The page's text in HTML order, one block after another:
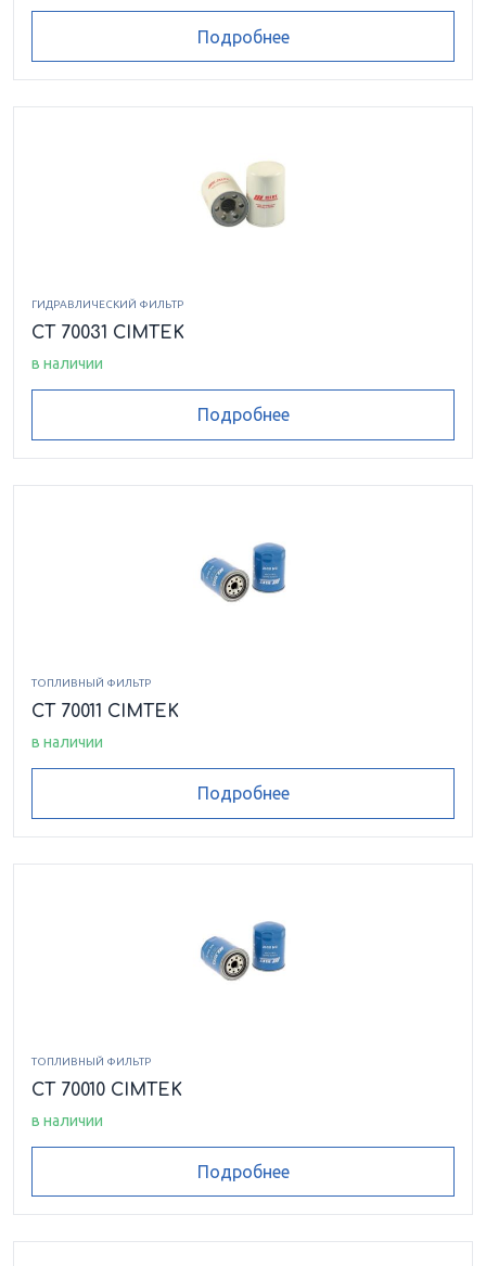
Подробнее
ГИДРАВЛИЧЕСКИЙ ФИЛЬТР
CT 70031 CIMTEK
в наличии
Подробнее
ТОПЛИВНЫЙ ФИЛЬТР
CT 70011 CIMTEK
в наличии
Подробнее
ТОПЛИВНЫЙ ФИЛЬТР
CT 70010 CIMTEK
в наличии
Подробнее